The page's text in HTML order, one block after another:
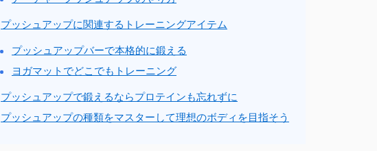
プッシュアップに関連するトレーニングアイテム
プッシュアップバーで本格的に鍛える
ヨガマットでどこでもトレーニング
プッシュアップで鍛えるならプロテインも忘れずに
プッシュアップの種類をマスターして理想のボディを目指そう